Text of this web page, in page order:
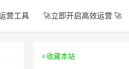
营工具 🚀立即开启高效运营 🚀
⭐️收藏本站